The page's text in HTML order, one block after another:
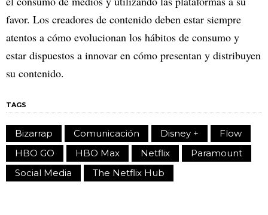
favor. Los creadores de contenido deben estar siempre
atentos a cómo evolucionan los hábitos de consumo y
estar dispuestos a innovar en cómo presentan y distribuyen
su contenido.
TAGS
Bizarrap Comunicación Disney +
Flow
HBO GO
HBO Max Netflix
Paramount
Social Media
The Netflix Hub